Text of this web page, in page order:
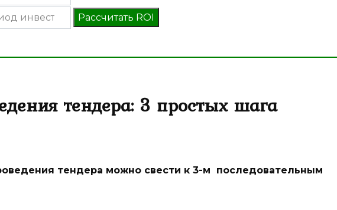
Рассчитать ROI
тендера: 3 простых шага
тендера можно свести к 3-м последовательным